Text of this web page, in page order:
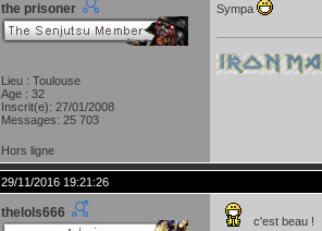
the prisoner
Lieu : Toulouse
Age : 32
Inscrit(e): 27/01/2008
Messages: 25 703
Sympa
Hors ligne
29/11/2016 19:21:26
thelols666
c'est beau !